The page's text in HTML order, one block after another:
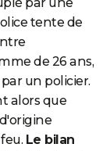
tente de
de 26 ans,
un policier.
alors que
Le bilan